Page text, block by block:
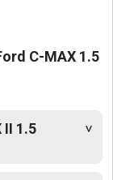
C-MAX 1.5
II 1.5